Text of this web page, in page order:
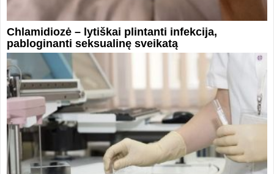
Chlamidiozė – lytiškai plintanti infekcija,
pabloginanti seksualinę sveikatą